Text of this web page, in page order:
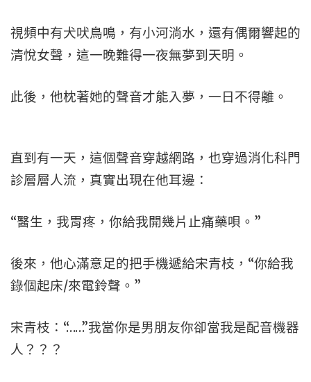
視頻中有犬吠鳥鳴，有小河淌水，還有偶爾響起的
清悅女聲，這一晚難得一夜無夢到天明。
此後，他枕著她的聲音才能入夢，一日不得離。
直到有一天，這個聲音穿越網路，也穿過消化科門
診層層人流，真實出現在他耳邊：
“醫生，我胃疼，你給我開幾片止痛藥唄。”
後來，他心滿意足的把手機遞給宋青枝，“你給我
錄個起床/來電鈴聲。”
宋青枝：“……”我當你是男朋友你卻當我是配音機器
人？？？